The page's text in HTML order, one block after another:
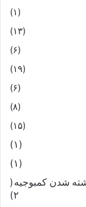
(۱)
(۱۳)
(۶)
(۱۹)
(۶)
(۸)
(۱۵)
(۱)
(۱)
شدن کمبوجیه (
۲)